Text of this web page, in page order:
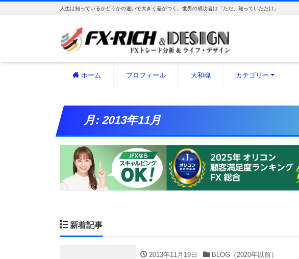
人生は知っているかどうかの違いで大きく差がつく。世界の成功者は「ただ、知っていただけ」
ホーム プロフィール 大和魂 カテゴリー
月:2013年11月
新着記事
2013年11月19日 BLOG（2020年以前）